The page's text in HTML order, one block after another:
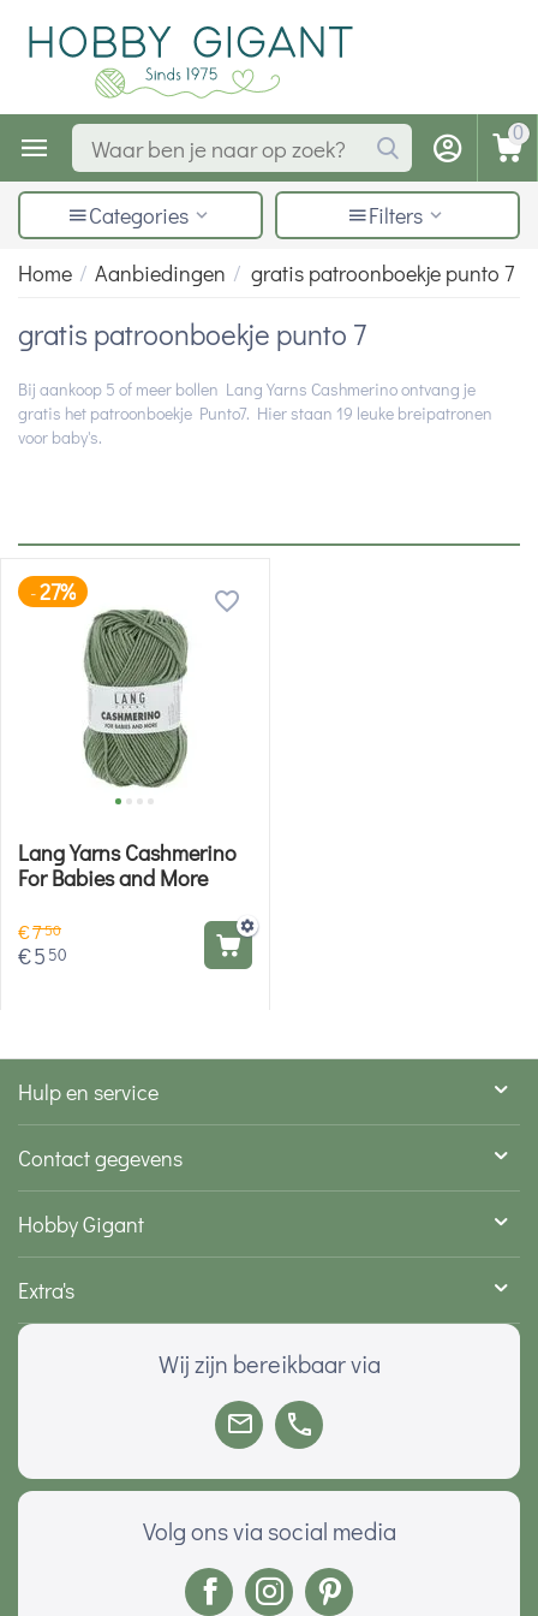
0
Categories
Filters
Home / Aanbiedingen / gratis patroonboekje punto 7
gratis patroonboekje punto 7
Bij aankoop 5 of meer bollen Lang Yarns Cashmerino ontvang je
gratis het patroonboekje Punto7. Hier staan 19 leuke breipatronen
voor baby's.
-27%
Lang Yarns Cashmerino
For Babies and More
€750
€5 50
Hulp en service
Contact gegevens
Hobby Gigant
Extra's
Wij zijn bereikbaar via
Volg ons via social media